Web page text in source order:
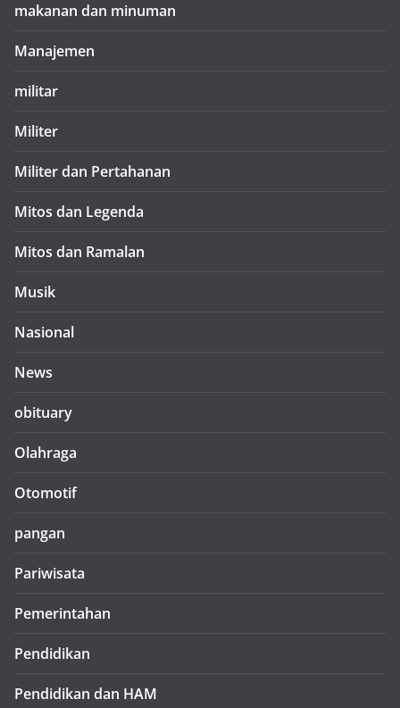
makanan dan minuman
Manajemen
militar
Militer
Militer dan Pertahanan
Mitos dan Legenda
Mitos dan Ramalan
Musik
Nasional
News
obituary
Olahraga
Otomotif
pangan
Pariwisata
Pemerintahan
Pendidikan
Pendidikan dan HAM